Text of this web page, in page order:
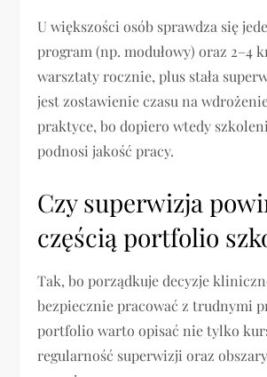
U większości osób sprawdza się
program (np. modułowy) oraz 2–4
warsztaty rocznie, plus stała
jest zostawienie czasu na
praktyce, bo dopiero wtedy
podnosi jakość pracy.
Czy superwizja
częścią portfolio
Tak, bo porządkuje decyzje
bezpiecznie pracować z trudnymi
portfolio warto opisać nie tylko
regularność superwizji oraz